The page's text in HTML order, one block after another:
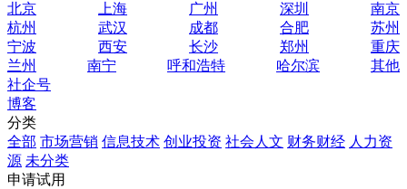
北京
上海 广州 深圳
南京
杭州
武汉 成都 合肥
苏州
宁波
西安 长沙 郑州
重庆
兰州
南宁 呼和浩特 哈尔滨
其他
社企号
博客
分类
全部 市场营销 信息技术 创业投资 社会人文 财务财经 人力资
源 未分类
申请试用